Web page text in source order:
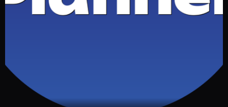
Где снимался Пат Аммиано?
Пат Аммиано — актёр. Биография и роли на
Где открыть фильмографию Пат Аммиано?
На Movie Planner: https://movie-planner.ru/s/